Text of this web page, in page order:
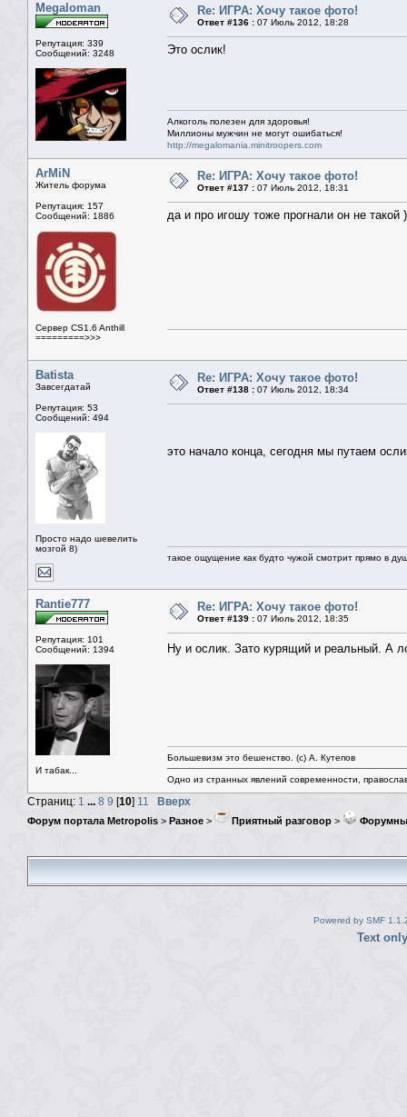
Megaloman
Репутация: 339
Сообщений: 3248
Re: ИГРА: Хочу такое фото!
Ответ #136 : 07 Июль 2012, 18:28
Это ослик!
Алкоголь полезен для здоровья!
Миллионы мужчин не могут ошибаться!
http://megalomania.minitroopers.com
ArMiN
Житель форума
Репутация: 157
Сообщений: 1886
Сервер CS1.6 Anthill
=========>>>
Re: ИГРА: Хочу такое фото!
Ответ #137 : 07 Июль 2012, 18:31
да и про игошу тоже прогнали он не
Batista
Завсегдатай
Репутация: 53
Сообщений: 494
Просто надо шевелить
мозгой 8)
Re: ИГРА: Хочу такое фото!
Ответ #138 : 07 Июль 2012, 18:34
это начало конца, сегодня мы путаем
такое ощущение как будто чужой смотрит прямо в
Rantie777
Репутация: 101
Сообщений: 1394
И табак...
Re: ИГРА: Хочу такое фото!
Ответ #139 : 07 Июль 2012, 18:35
Ну и ослик. Зато курящий и реальный. А
Большевизм это бешенство. (с) А. Кутепов
Одно из странных явлений современности,
Страниц: 1 ... 8 9 [10] 11 Вверх
Форум портала Metropolis > Разное > Приятный разговор >
Powered by SMF
Text